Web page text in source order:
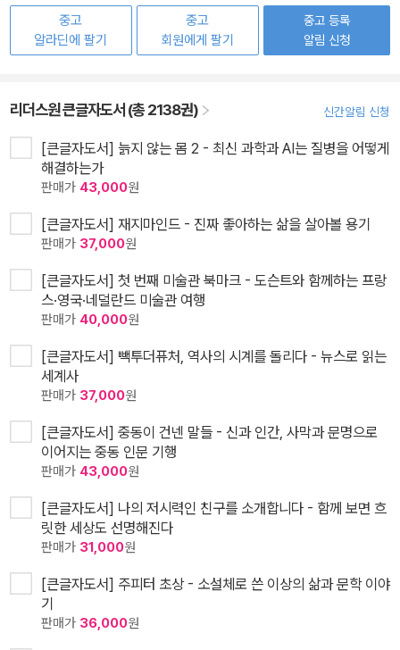
중고
알라딘에 팔기
중고
회원에게 팔기
중고 등록
알림 신청
리더스원 큰글자도서 (총 2138권) 신간알림 신청
[큰글자도서] 늙지 않는 몸 2 - 최신 과학과 AI는 질병을 어떻게
해결하는가
판매가 43,000원
[큰글자도서] 재지마인드 - 진짜 좋아하는 삶을 살아볼 용기
판매가 37,000원
[큰글자도서] 첫 번째 미술관 북마크 - 도슨트와 함께하는 프랑
스·영국·네덜란드 미술관 여행
판매가 40,000원
[큰글자도서] 빽투더퓨처, 역사의 시계를 돌리다 - 뉴스로 읽는
세계사
판매가 37,000원
[큰글자도서] 중동이 건넨 말들 - 신과 인간, 사막과 문명으로
이어지는 중동 인문 기행
판매가 43,000원
[큰글자도서] 나의 저시력인 친구를 소개합니다 - 함께 보면 흐
릿한 세상도 선명해진다
판매가 31,000원
[큰글자도서] 주피터 초상 - 소설체로 쓴 이상의 삶과 문학 이야
기
판매가 36,000원